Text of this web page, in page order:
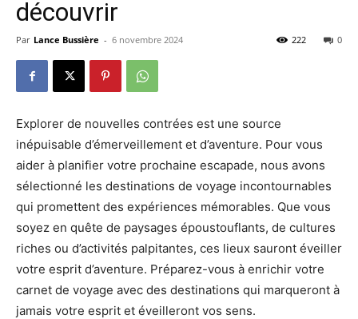
découvrir
Par Lance Bussière - 6 novembre 2024 0
222
Explorer de nouvelles contrées est une source
inépuisable d’émerveillement et d’aventure. Pour vous
aider à planifier votre prochaine escapade, nous avons
sélectionné les destinations de voyage incontournables
qui promettent des expériences mémorables. Que vous
soyez en quête de paysages époustouflants, de cultures
riches ou d’activités palpitantes, ces lieux sauront éveiller
votre esprit d’aventure. Préparez-vous à enrichir votre
carnet de voyage avec des destinations qui marqueront à
jamais votre esprit et éveilleront vos sens.